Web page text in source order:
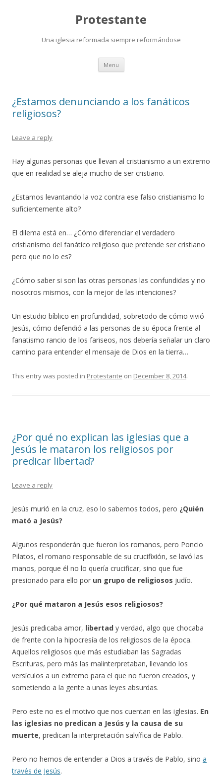
Protestante
Una iglesia reformada siempre reformándose
Menu Skip
content
¿Estamos denunciando a los fanáticos
religiosos?
Leave a reply
Hay algunas personas que llevan al cristianismo a un extremo
que en realidad se aleja mucho de ser cristiano.
¿Estamos levantando la voz contra ese falso cristianismo lo
suficientemente alto?
El dilema está en… ¿Cómo diferenciar el verdadero
cristianismo del fanático religioso que pretende ser cristiano
pero que no lo es?
¿Cómo saber si son las otras personas las confundidas y no
nosotros mismos, con la mejor de las intenciones?
Un estudio bíblico en profundidad, sobretodo de cómo vivió
Jesús, cómo defendió a las personas de su época frente al
fanatismo rancio de los fariseos, nos debería señalar un claro
camino para entender el mensaje de Dios en la tierra…
This entry was posted in Protestante on December 8, 2014.
¿Por qué no explican las iglesias que a
Jesús le mataron los religiosos por
predicar libertad?
Leave a reply
Jesús murió en la cruz, eso lo sabemos todos, pero ¿Quién
mató a Jesús?
Algunos responderán que fueron los romanos, pero Poncio
Pilatos, el romano responsable de su crucifixión, se lavó las
manos, porque él no lo quería crucificar, sino que fue
presionado para ello por un grupo de religiosos judío.
¿Por qué mataron a Jesús esos religiosos?
Jesús predicaba amor, libertad y verdad, algo que chocaba
de frente con la hipocresía de los religiosos de la época.
Aquellos religiosos que más estudiaban las Sagradas
Escrituras, pero más las malinterpretaban, llevando los
versículos a un extremo para el que no fueron creados, y
sometiendo a la gente a unas leyes absurdas.
Pero este no es el motivo que nos cuentan en las iglesias. En
las iglesias no predican a Jesús y la causa de su
muerte, predican la interpretación salvífica de Pablo.
Pero no hemos de entender a Dios a través de Pablo, sino a
través de Jesús.